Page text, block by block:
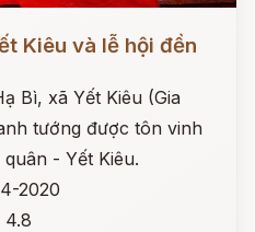
Kiêu và lễ hội đền
Bì, xã Yết Kiêu (Gia
tướng được tôn vinh
- Yết Kiêu.
2020
4.8